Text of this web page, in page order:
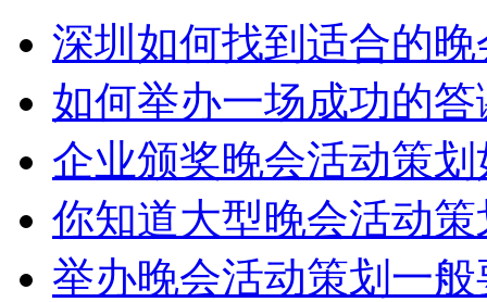
深圳如何找到适合的
如何举办一场成功的
企业颁奖晚会活动策
你知道大型晚会活动
举办晚会活动策划一